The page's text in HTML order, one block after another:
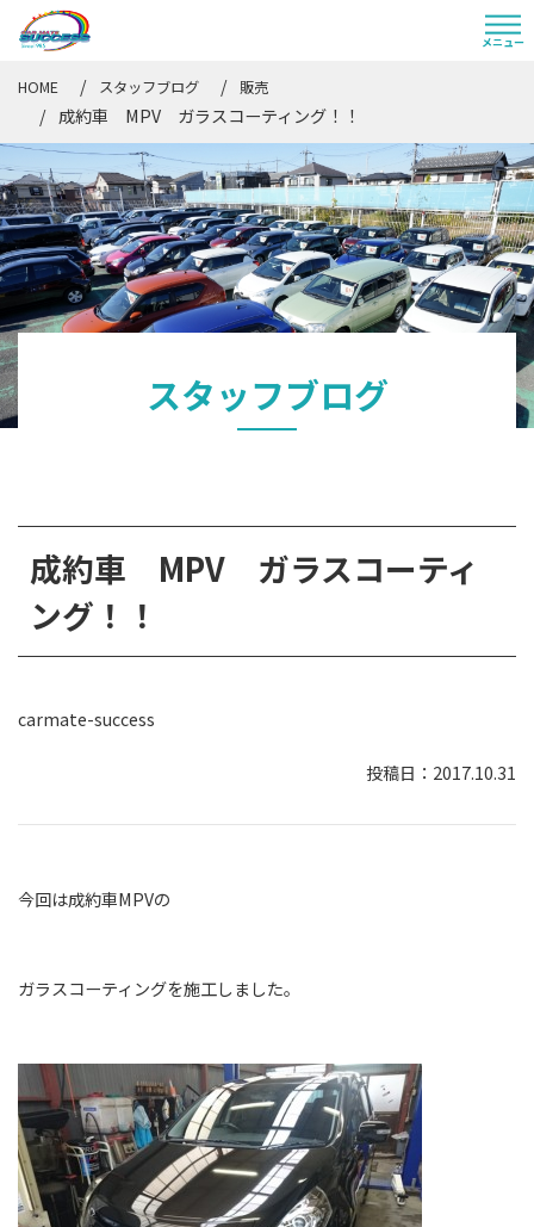
HOME スタッフブログ 販売
成約車 MPV ガラスコーティング！！
スタッフブログ
成約車 MPV ガラスコーティ
ング！！
carmate-success
2017.10.31
今回は成約車MPVの
ガラスコーティングを施工しました。